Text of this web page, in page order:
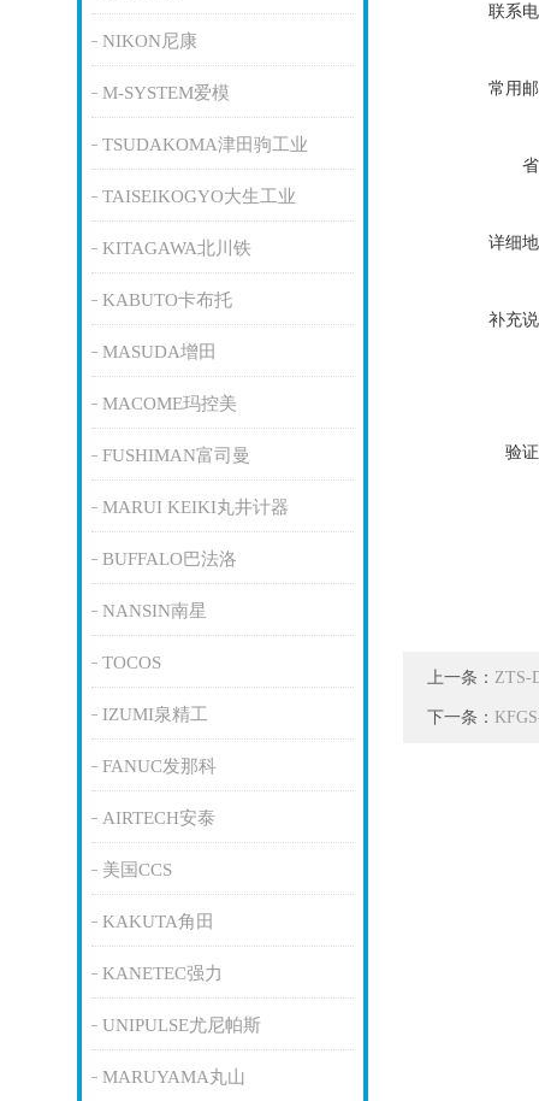
NIKON尼康
M-SYSTEM爱模
TSUDAKOMA津田驹工业
TAISEIKOGYO大生工业
KITAGAWA北川铁
KABUTO卡布托
MASUDA增田
MACOME玛控美
FUSHIMAN富司曼
MARUI KEIKI丸井计器
BUFFALO巴法洛
NANSIN南星
TOCOS
IZUMI泉精工
FANUC发那科
AIRTECH安泰
美国CCS
KAKUTA角田
KANETEC强力
UNIPULSE尤尼帕斯
MARUYAMA丸山
联系
常用
详细
补充
验
上一条： ZTS-
下一条：